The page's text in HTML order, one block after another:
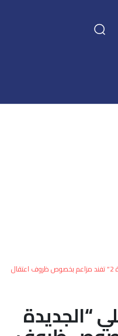
إدارة السجن المحلي “الجديدة 2” تفند مزاعم بخصوص ظروف اعتقال
“الجديدة